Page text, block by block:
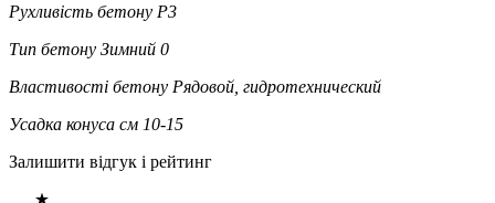
Рухливість бетону P3
Тип бетону Зимний 0
Властивості бетону Рядовой, гидротехнический
Усадка конуса см 10-15
Залишити відгук і рейтинг